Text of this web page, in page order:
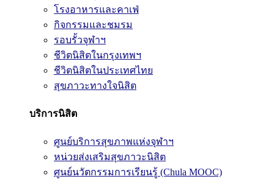
โรงอาหารและคาเฟ่
กิจกรรมและชมรม
รอบรั้วจุฬาฯ
ชีวิตนิสิตในกรุงเทพฯ
ชีวิตนิสิตในประเทศไทย
สุขภาวะทางใจนิสิต
บริการนิสิต
ศูนย์บริการสุขภาพแห่งจุฬาฯ
หน่วยส่งเสริมสุขภาวะนิสิต
ศูนย์นวัตกรรมการเรียนรู้ (Chula MOOC)